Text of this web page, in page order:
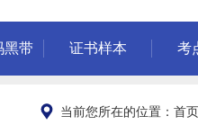
黑带 证书样本 考
当前您所在的位置： 首页